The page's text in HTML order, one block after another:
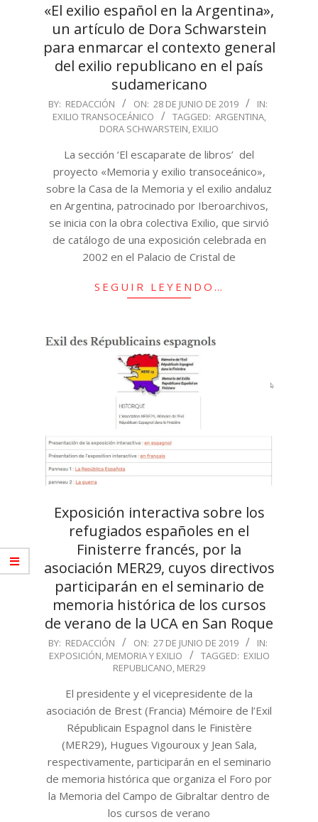
«El exilio español en la Argentina»,
un artículo de Dora Schwarstein
para enmarcar el contexto general
del exilio republicano en el país
sudamericano
2019-
06-
BY: REDACCIÓN ON: 28 DE JUNIO DE 2019
IN:
EXILIO TRANSOCEÁNICO
TAGGED: ARGENTINA,
DORA SCHWARSTEIN, EXILIO
La sección ‘El escaparate de libros’ del
proyecto «Memoria y exilio transoceánico»,
sobre la Casa de la Memoria y el exilio andaluz
en Argentina, patrocinado por Iberoarchivos,
se inicia con la obra colectiva Exilio, que sirvió
de catálogo de una exposición celebrada en
2002 en el Palacio de Cristal de
SEGUIR LEYENDO…
Exposición interactiva sobre los
refugiados españoles en el
Finisterre francés, por la
asociación MER29, cuyos directivos
participarán en el seminario de
memoria histórica de los cursos
de verano de la UCA en San Roque
2019-
06-
BY: REDACCIÓN ON: 27 DE JUNIO DE 2019
IN:
EXPOSICIÓN, MEMORIA Y EXILIO TAGGED: EXILIO
REPUBLICANO, MER29
El presidente y el vicepresidente de la
asociación de Brest (Francia) Mémoire de l’Exil
Républicain Espagnol dans le Finistère
(MER29), Hugues Vigouroux y Jean Sala,
respectivamente, participarán en el seminario
de memoria histórica que organiza el Foro por
la Memoria del Campo de Gibraltar dentro de
los cursos de verano